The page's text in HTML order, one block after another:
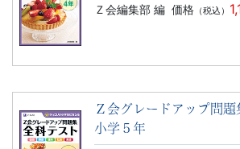
Ｚ会編集部 編 価格（税込）
Ｚ会グレードアップ問
小学５年